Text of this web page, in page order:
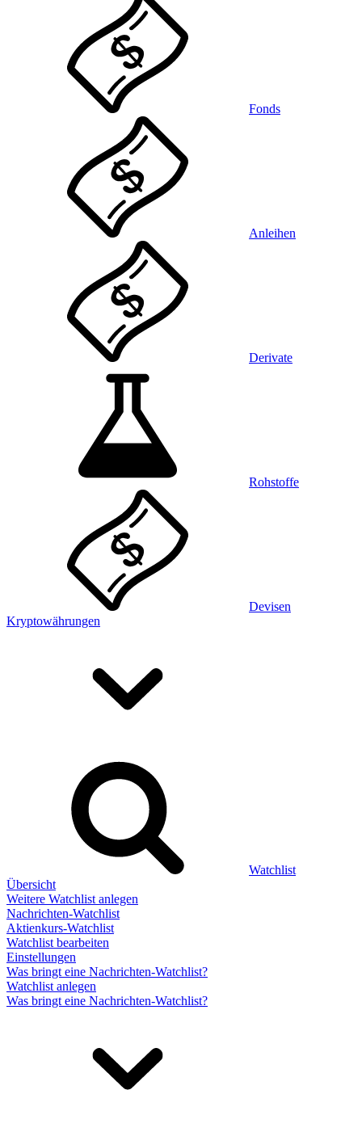
Fonds
Anleihen
Derivate
Rohstoffe
Devisen
Kryptowährungen
Watchlist
Übersicht
Weitere Watchlist anlegen
Nachrichten-Watchlist
Aktienkurs-Watchlist
Watchlist bearbeiten
Einstellungen
Was bringt eine Nachrichten-Watchlist?
Watchlist anlegen
Was bringt eine Nachrichten-Watchlist?